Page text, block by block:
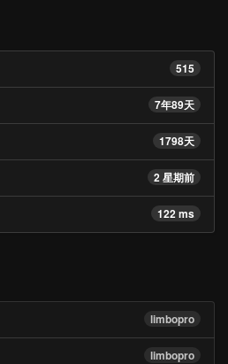
515
7年89天
1798天
2 星期前
122 ms
limbopro
limbopro